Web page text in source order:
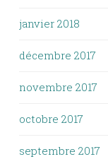
janvier 2018
décembre 2017
novembre 2017
octobre 2017
septembre 2017